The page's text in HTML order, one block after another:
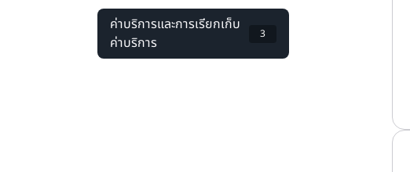
ค่าบริการและการเรียกเก็บ
ค่าบริการ
3